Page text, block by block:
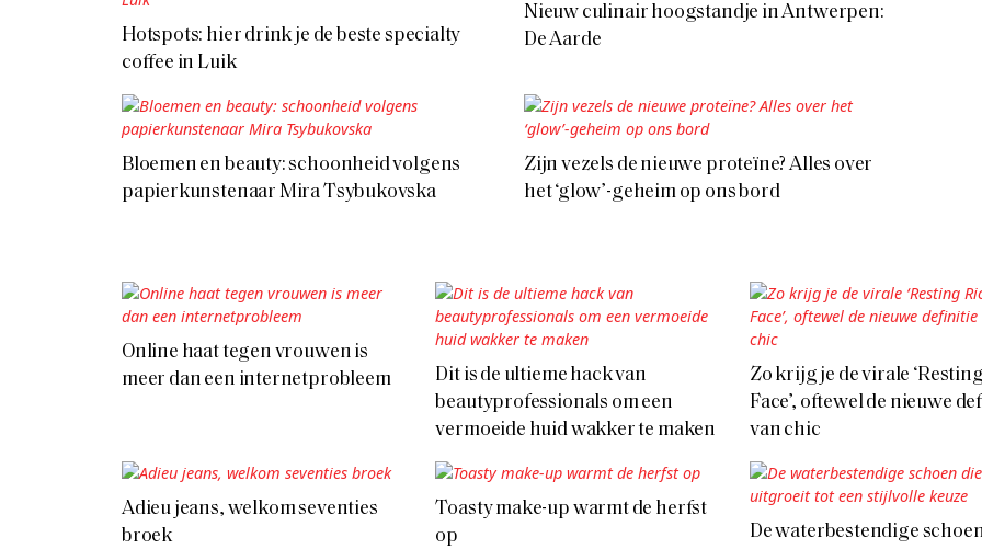
Hotspots: hier drink je de beste specialty
coffee in Luik
Nieuw culinair hoogstandje in Antwerpen:
De Aarde
Bloemen en beauty: schoonheid volgens
papierkunstenaar Mira Tsybukovska
Zijn vezels de nieuwe proteïne? Alles over
het ‘glow’-geheim op ons bord
Online haat tegen vrouwen is
meer dan een internetprobleem
Dit is de ultieme hack van
beautyprofessionals om een
vermoeide huid wakker te maken
Zo krijg je de virale
Face’, oftewel de nieuwe
van chic
Adieu jeans, welkom seventies
broek
Toasty make-up warmt de herfst
op
De waterbestendige